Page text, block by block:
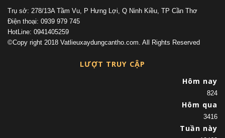
Trụ sở: 278/13A Tầm Vu, P Hưng Lợi, Q Ninh Kiều, TP Cần Thơ
Điện thoại: 0939 979 745
HotLine: 0941405259
©Copy right 2018 Vatlieuxaydungcantho.com. All Rights Reserved
LƯỢT TRUY CẬP
Hôm nay
824
Hôm qua
3416
Tuần này